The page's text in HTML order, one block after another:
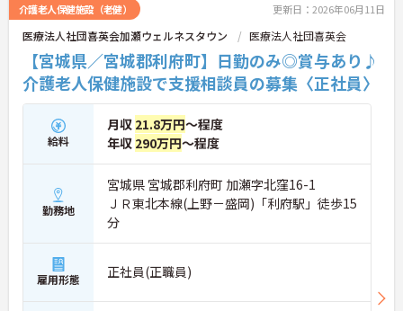
介護老人保健施設（老健） 更新日：2026年06月11日
医療法人社団喜英会加瀬ウェルネスタウン 医療法人社団喜英会
【宮城県／宮城郡利府町】日勤のみ◎賞与あり♪
介護老人保健施設で支援相談員の募集〈正社員〉
給料
月収 21.8万円～程度
年収 290万円～程度
勤務地
宮城県 宮城郡利府町 加瀬字北窪16-1
ＪＲ東北本線(上野－盛岡)「利府駅」徒歩15
分
雇用形態 正社員(正職員)